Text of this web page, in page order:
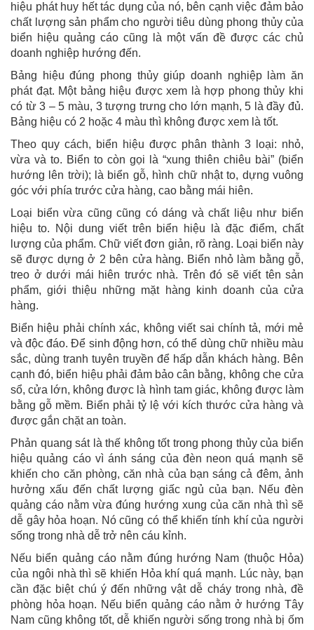
hiệu phát huy hết tác dụng của nó, bên cạnh việc đảm bảo
chất lượng sản phẩm cho người tiêu dùng phong thủy của
biển hiệu quảng cáo cũng là một vấn đề được các chủ
doanh nghiệp hướng đến.
Bảng hiệu đúng phong thủy giúp doanh nghiệp làm ăn
phát đạt. Một bảng hiệu được xem là hợp phong thủy khi
có từ 3 – 5 màu, 3 tượng trưng cho lớn mạnh, 5 là đầy đủ.
Bảng hiệu có 2 hoặc 4 màu thì không được xem là tốt.
Theo quy cách, biển hiệu được phân thành 3 loại: nhỏ,
vừa và to. Biển to còn gọi là “xung thiên chiêu bài” (biển
hướng lên trời); là biển gỗ, hình chữ nhật to, dựng vuông
góc với phía trước cửa hàng, cao bằng mái hiên.
Loại biển vừa cũng cũng có dáng và chất liệu như biển
hiệu to. Nội dung viết trên biển hiệu là đặc điểm, chất
lượng của phẩm. Chữ viết đơn giản, rõ ràng. Loại biển này
sẽ được dựng ở 2 bên cửa hàng. Biển nhỏ làm bằng gỗ,
treo ở dưới mái hiên trước nhà. Trên đó sẽ viết tên sản
phẩm, giới thiệu những mặt hàng kinh doanh của cửa
hàng.
Biển hiệu phải chính xác, không viết sai chính tả, mới mẻ
và độc đáo. Để sinh động hơn, có thể dùng chữ nhiều màu
sắc, dùng tranh tuyên truyền để hấp dẫn khách hàng. Bên
cạnh đó, biển hiệu phải đảm bảo cân bằng, không che cửa
sổ, cửa lớn, không được là hình tam giác, không được làm
bằng gỗ mềm. Biển phải tỷ lệ với kích thước cửa hàng và
được gắn chặt an toàn.
Phản quang sát là thế không tốt trong phong thủy của biển
hiệu quảng cáo vì ánh sáng của đèn neon quá mạnh sẽ
khiến cho căn phòng, căn nhà của bạn sáng cả đêm, ảnh
hưởng xấu đến chất lượng giấc ngủ của bạn. Nếu đèn
quảng cáo nằm vừa đúng hướng xung của căn nhà thì sẽ
dễ gây hỏa hoạn. Nó cũng có thể khiến tính khí của người
sống trong nhà dễ trở nên cáu kỉnh.
Nếu biển quảng cáo nằm đúng hướng Nam (thuộc Hỏa)
của ngôi nhà thì sẽ khiến Hỏa khí quá mạnh. Lúc này, bạn
cần đặc biệt chú ý đến những vật dễ cháy trong nhà, đề
phòng hỏa hoạn. Nếu biển quảng cáo nằm ở hướng Tây
Nam cũng không tốt, dễ khiến người sống trong nhà bị ốm